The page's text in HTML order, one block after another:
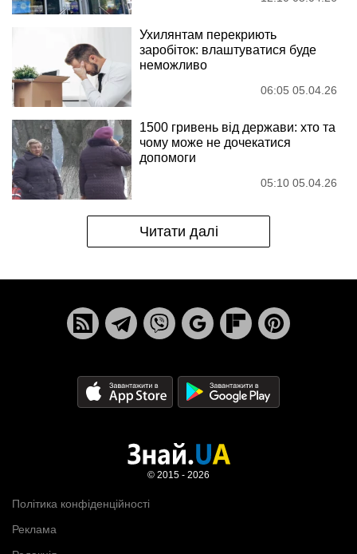
Ухилянтам перекриють
заробіток: влаштуватися буде
неможливо
06:05 05.04.26
1500 гривень від держави: хто та
чому може не дочекатися
допомоги
05:10 05.04.26
Читати далі
Політика конфіденційності
Реклама
© 2015 - 2026